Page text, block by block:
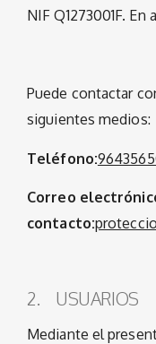
NIF Q1273001F. En
Puede contactar
siguientes medios:
Teléfono:
Correo
contacto:
2. USUARIOS
Mediante el